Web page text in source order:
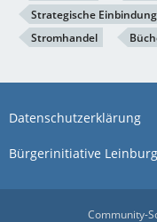
Strategische Einbindung
Stromhandel
Datenschutzerklärung
Bürgerinitiative
Community-